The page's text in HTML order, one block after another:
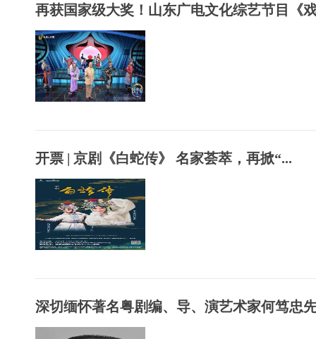
再获国家级大奖！山东广电文化综艺节目《
开票 | 京剧《白蛇传》 名家荟萃，再掀“...
深切缅怀著名粤剧编、导、演艺术家何笃忠